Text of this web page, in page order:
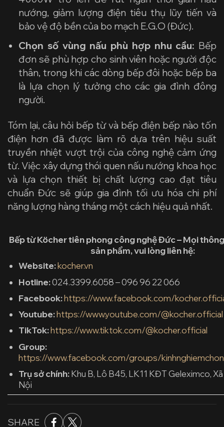
nướng, giảm lượng điện tiêu thụ lũy tiến và
bảo vệ độ bền của bo mạch E.G.O (Đức).
Chọn số vùng nấu phù hợp nhu cầu: Bếp
đơn sẽ phù hợp cho sinh viên hoặc người độc
thân, trong khi các dòng bếp đôi hoặc bếp ba
là lựa chọn lý tưởng cho các gia đình đông
người.
Tóm lại, câu hỏi bếp từ và bếp điện bếp nào tốn
điện hơn đã được làm rõ dựa trên hiệu suất
truyền nhiệt vượt trội của công nghệ cảm ứng
từ. Việc xây dựng thói quen nấu nướng khoa học
và lựa chọn thiết bị chất lượng cao đạt tiêu
chuẩn Đức sẽ giúp gia đình tối ưu hóa chi phí
năng lượng hàng tháng một cách hiệu quả nhất.
Bếp từ Köcher tiên phong công nghệ Đức – Mọi
sản phẩm, vui lòng liên hệ:
Website:kocher.vn
Hotline:024.3399.6058 – 096 96 22 066
Facebook:https://www.facebook.com/
Youtube:https://www.youtube.com/@kocher.official
TikTok:https://www.tiktok.com/@kocher.official
Group:
https://www.facebook.com/groups/
Trụ sở chính:Khu B, Lô B45, LK11 KĐT Geleximco,
Nội
SHARE